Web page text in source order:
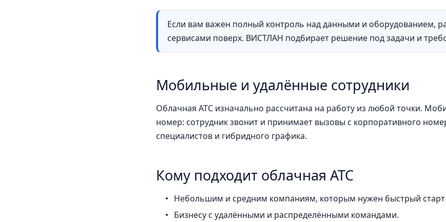
Если вам важен полный контроль над данными и оборудованием,
сервисами поверх. ВИСТЛАН подбирает решение под задачи и
Мобильные и удалённые сотрудники
Облачная АТС изначально рассчитана на работу из любой точки.
номер: сотрудник звонит и принимает вызовы с корпоративного
специалистов и гибридного графика.
Кому подходит облачная АТС
Небольшим и средним компаниям, которым нужен быстрый старт
Бизнесу с удалёнными и распределёнными командами.